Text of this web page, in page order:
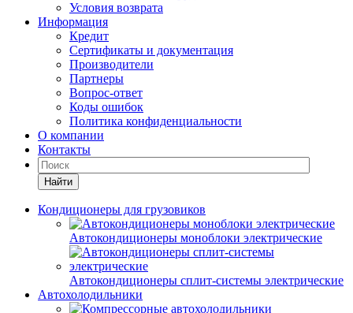
Условия возврата
Информация
Кредит
Сертификаты и документация
Производители
Партнеры
Вопрос-ответ
Коды ошибок
Политика конфиденциальности
О компании
Контакты
Найти
Кондиционеры для грузовиков
Автокондиционеры моноблоки электрические
Автокондиционеры сплит-системы электрические
Автохолодильники